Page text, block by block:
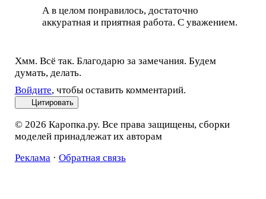
А в целом понравилось, достаточно
аккуратная и приятная работа. С уважением.
Хмм. Всё так. Благодарю за замечания. Будем
думать, делать.
Войдите, чтобы оставить комментарий.
Цитировать
© 2026 Каропка.ру. Все права защищены, сборки
моделей принадлежат их авторам
Реклама· Обратная связь